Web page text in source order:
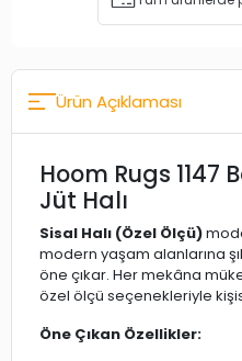
Ürün Açıklaması
Hoom Rugs 1147
Jüt Halı
Sisal Halı (Özel Ölçü)
modern yaşam alanlarına
öne çıkar. Her mekâna
özel ölçü seçenekleriyle
Öne Çıkan Özellikler: